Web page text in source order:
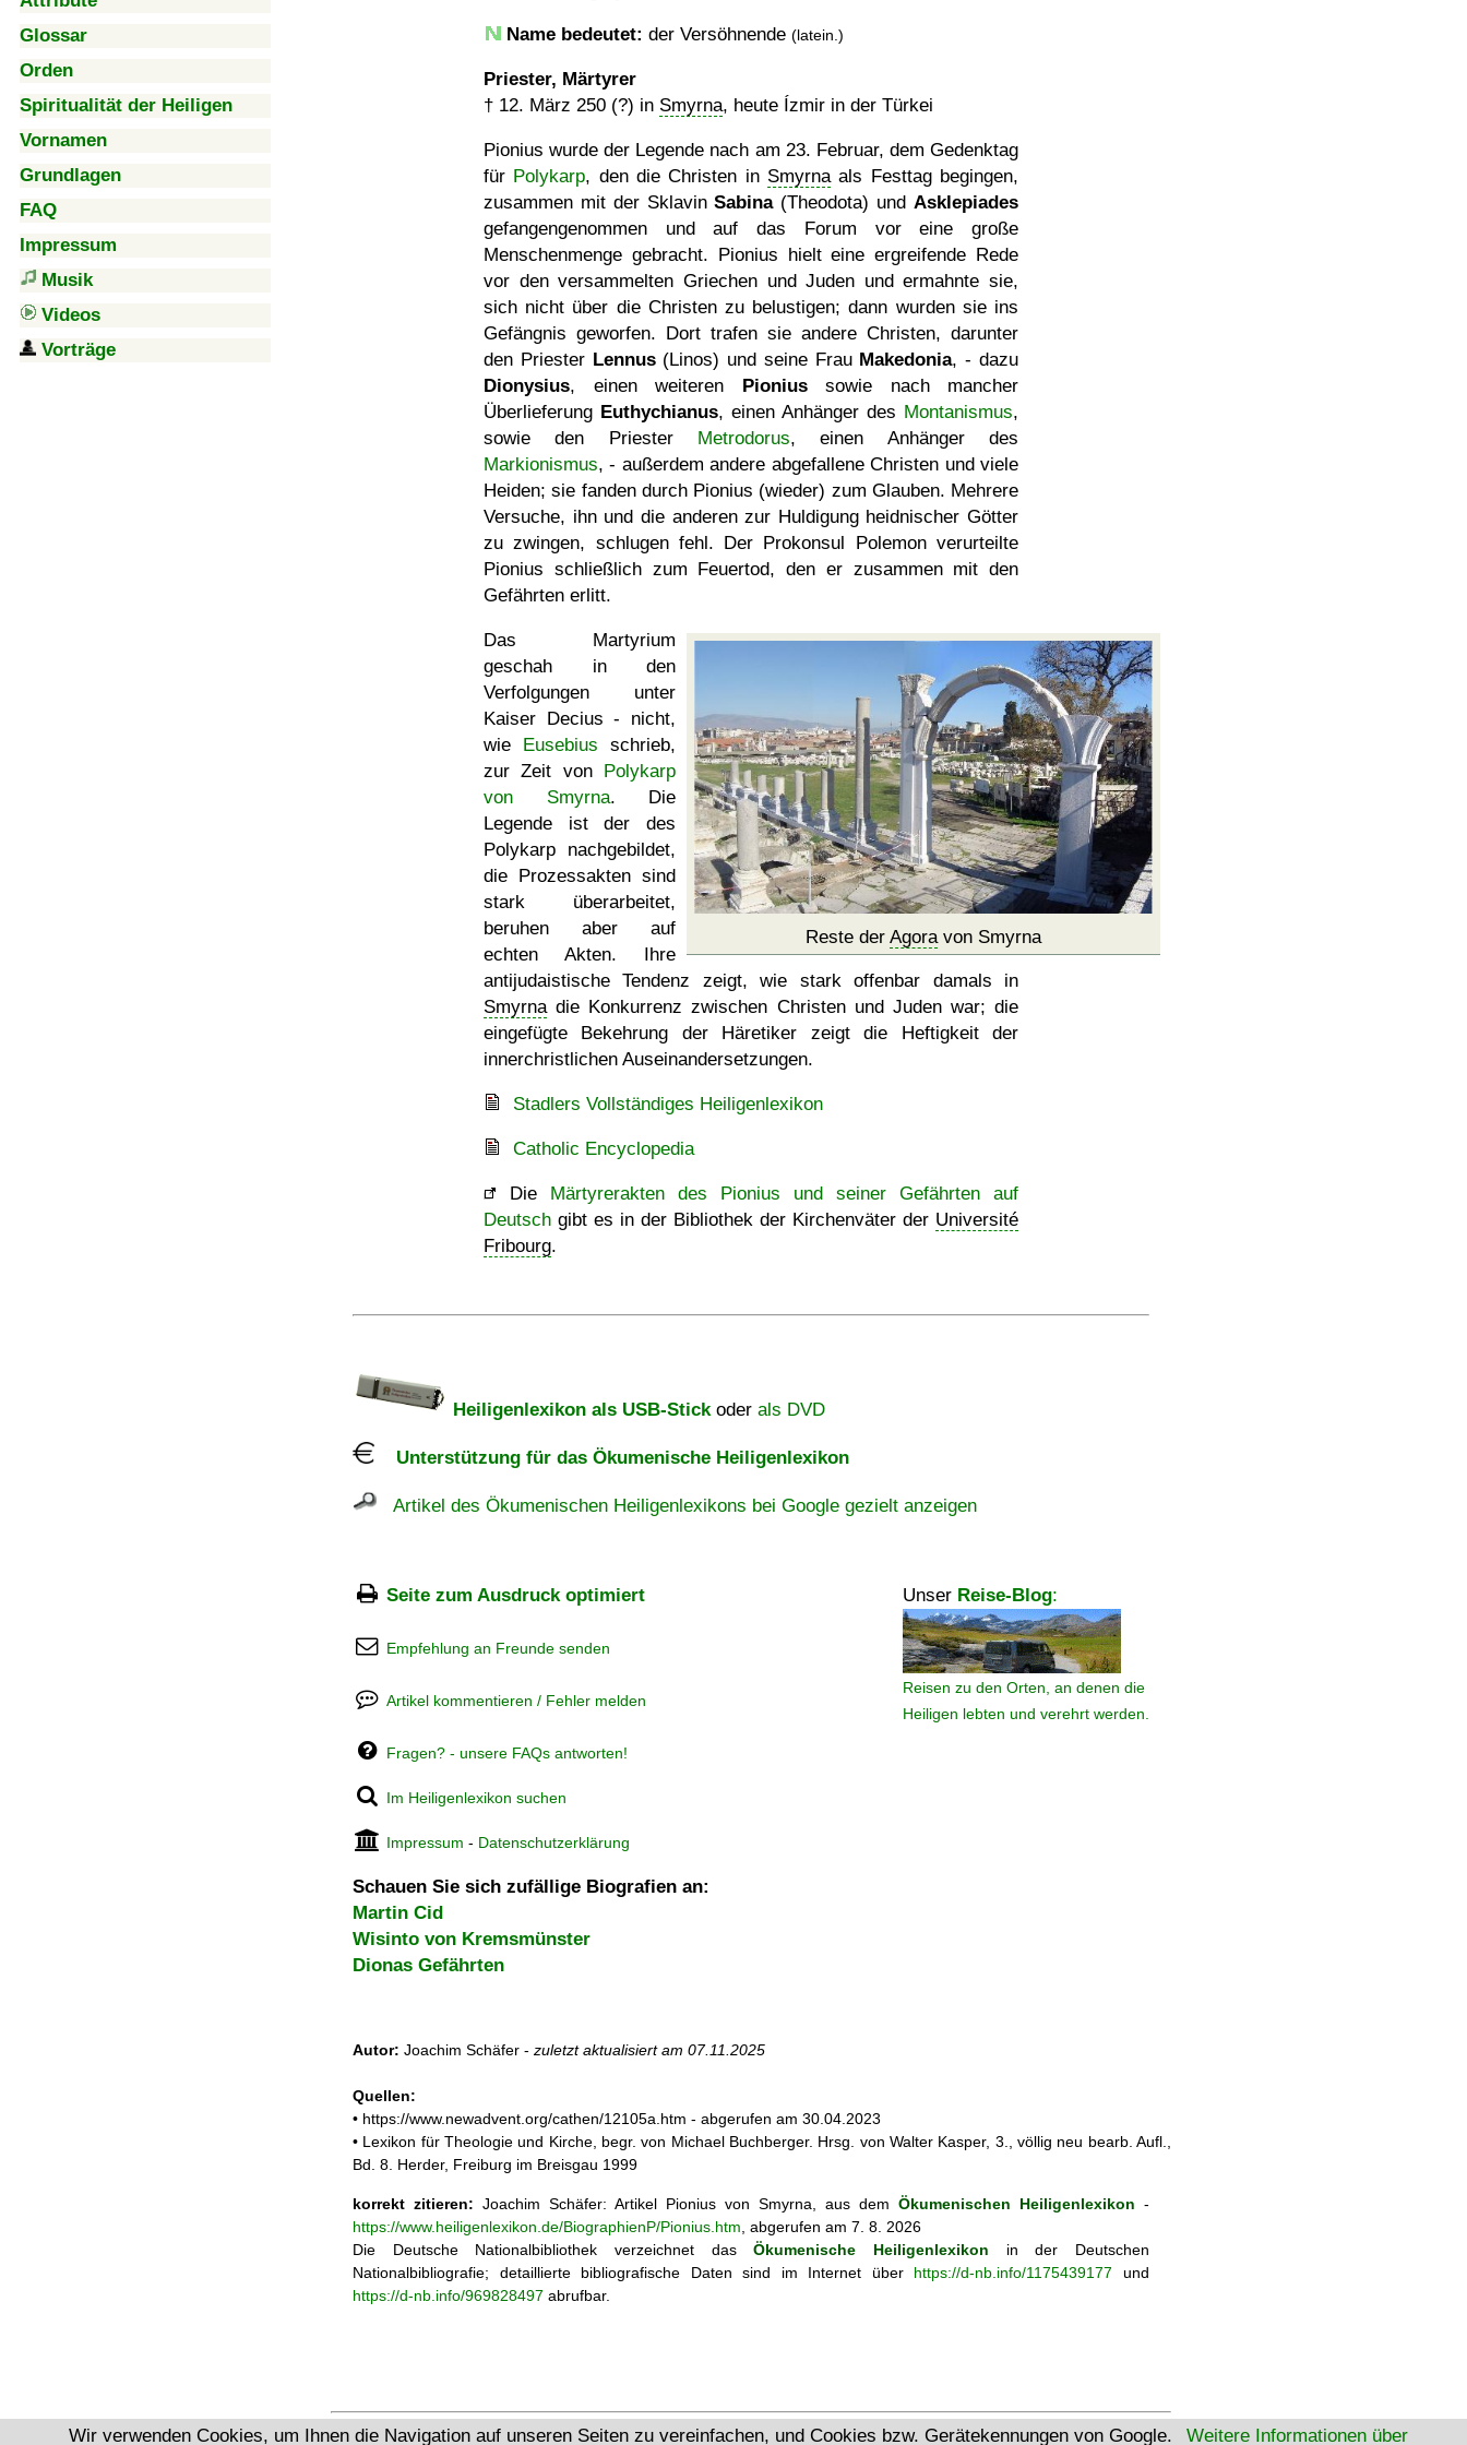
Glossar
Orden
Spiritualität der Heiligen
Vornamen
Grundlagen
FAQ
Impressum
Musik
Videos
Vorträge
Name bedeutet: der Versöhnende (latein.)
Priester, Märtyrer
† 12. März 250 (?) in Smyrna, heute Ízmir in der Türkei
Pionius wurde der Legende nach am 23. Februar, dem Gedenktag
für Polykarp, den die Christen in Smyrnaals Festtag begingen,
zusammen mit der SklavinSabina(Theodota) undAsklepiades
gefangengenommen und auf das Forum vor eine große
Menschenmenge gebracht. Pionius hielt eine ergreifende Rede
vor den versammelten Griechen und Juden und ermahnte sie,
sich nicht über die Christen zu belustigen; dann wurden sie ins
Gefängnis geworfen. Dort trafen sie andere Christen, darunter
den Priester Lennus(Linos) und seine Frau Makedonia, - dazu
Dionysius, einen weiteren Pioniussowie nach mancher
Überlieferung Euthychianus, einen Anhänger des Montanismus,
sowie den Priester Metrodorus, einen Anhänger des
Markionismus, - außerdem andere abgefallene Christen und viele
Heiden; sie fanden durch Pionius (wieder) zum Glauben. Mehrere
Versuche, ihn und die anderen zur Huldigung heidnischer Götter
zu zwingen, schlugen fehl. Der Prokonsul Polemon verurteilte
Pionius schließlich zum Feuertod, den er zusammen mit den
Gefährten erlitt.
Reste der Agoravon Smyrna
Das Martyrium
geschah in den
Verfolgungen unter
Kaiser Decius - nicht,
wie Eusebius schrieb,
zur Zeit von Polykarp
von Smyrna. Die
Legende ist der des
Polykarp nachgebildet,
die Prozessakten sind
stark überarbeitet,
beruhen aber auf
echten Akten. Ihre
antijudaistische Tendenz zeigt, wie stark offenbar damals in
Smyrnadie Konkurrenz zwischen Christen und Juden war; die
eingefügte Bekehrung der Häretiker zeigt die Heftigkeit der
innerchristlichen Auseinandersetzungen.
Stadlers Vollständiges Heiligenlexikon
Catholic Encyclopedia
Die Märtyrerakten des Pionius und seiner Gefährten auf
Deutsch gibt es in der Bibliothek der Kirchenväter der Université
Fribourg.
Heiligenlexikon als USB-Stickoder als DVD
Unterstützung für das Ökumenische Heiligenlexikon
Artikel des Ökumenischen Heiligenlexikons bei Google gezielt anzeigen
Seite zum Ausdruck optimiert Unser Reise-Blog:
Reisen zu den Orten, an denen die
Heiligen lebten und verehrt werden.
Empfehlung an Freunde senden
Artikel kommentieren / Fehler melden
Fragen? - unsere FAQs antworten!
Im Heiligenlexikon suchen
Impressum - Datenschutzerklärung
Schauen Sie sich zufällige Biografien an:
Martin Cid
Wisinto von Kremsmünster
Dionas Gefährten
Autor: Joachim Schäfer - zuletzt aktualisiert am 07.11.2025
Quellen:
• https://www.newadvent.org/cathen/12105a.htm - abgerufen am 30.04.2023
• Lexikon für Theologie und Kirche, begr. von Michael Buchberger. Hrsg. von Walter Kasper, 3., völlig neu bearb. Aufl.,
Bd. 8. Herder, Freiburg im Breisgau 1999
korrekt zitieren: Joachim Schäfer: Artikel Pionius von Smyrna, aus dem Ökumenischen Heiligenlexikon -
https://www.heiligenlexikon.de/BiographienP/Pionius.htm , abgerufen am 7. 8. 2026
Die Deutsche Nationalbibliothek verzeichnet dasÖkumenische Heiligenlexikon in der Deutschen
Nationalbibliografie; detaillierte bibliografische Daten sind im Internet über https://d-nb.info/1175439177 und
https://d-nb.info/969828497 abrufbar.
Ökumenisches Heiligenlexikon
Wir verwenden Cookies, um Ihnen die Navigation auf unseren Seiten zu vereinfachen, und Cookies bzw. Gerätekennungen von Google. Weitere Informationen über